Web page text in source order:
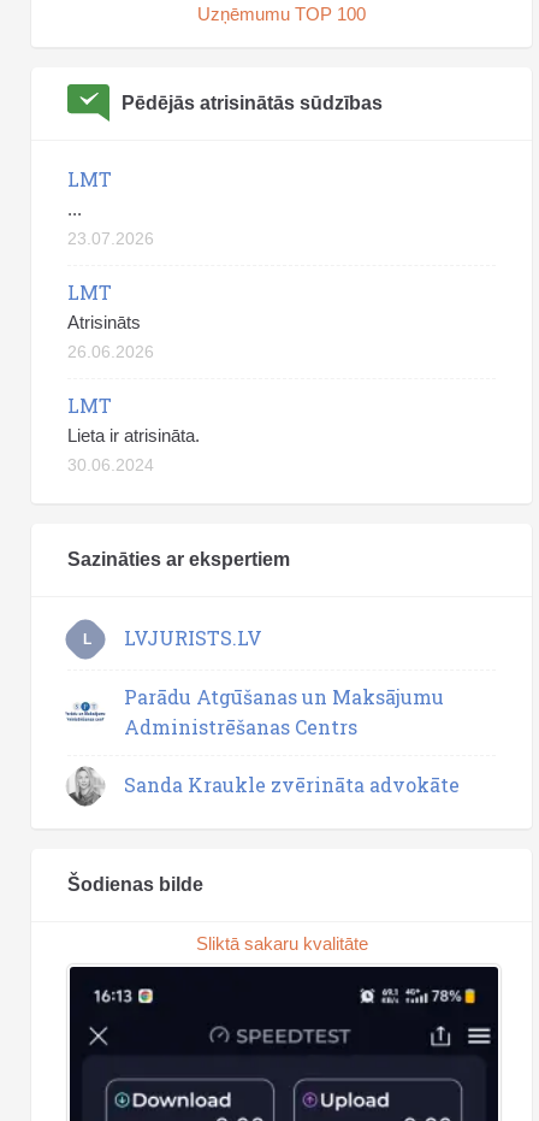
Uzņēmumu TOP 100
Pēdējās atrisinātās sūdzības
LMT
...
23.07.2026
LMT
Atrisināts
26.06.2026
LMT
Lieta ir atrisināta.
30.06.2024
Sazināties ar ekspertiem
L LVJURISTS.LV
Parādu Atgūšanas un Maksājumu
Administrēšanas Centrs
Sanda Kraukle zvērināta advokāte
Šodienas bilde
Sliktā sakaru kvalitāte